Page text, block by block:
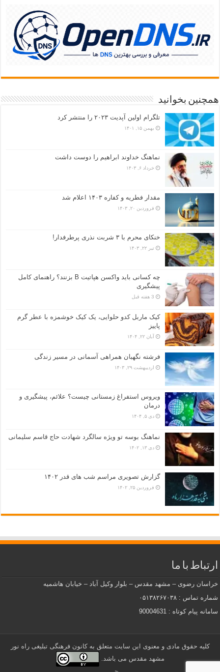
همچنین بخوانید
تلگرام اولین آپدیت ۲۰۲۳ را منتشر کرد
بهمن ۱۵, ۱۴۰۱
نماهنگ خداوند ابراهیم را دوست داشت
خرداد ۶, ۱۴۰۳
مقدار فطریه و کفاره ۱۴۰۳ اعلام شد
فروردین ۲۰, ۱۴۰۳
خنکای محرم با ۳ شربت نذری پرطرفدار!
تیر ۲۲, ۱۴۰۳
چه کسانی باید واکسن هپاتیت B بزنند؟ راهنمای کامل
پیشگیری
3 هفته قبل
کیک ماربل کدو حلوایی، یک کیک خوشمزه با عطر گرم
پاییز
آبان ۲۲, ۱۴۰۴
فرشته نگهبان همراهی آسمانی در مسیر زندگی
اردیبهشت ۲۹, ۱۴۰۳
ویروس استفراغ زمستانی چیست؟ علائم، پیشگیری و
درمان
دی ۵, ۱۴۰۴
نماهنگ بوسه تو ویژه سالگرد شهادت حاج قاسم سلیمانی
دی ۱۳, ۱۴۰۲
گزارش تصویری مراسم شب های قدر ۱۴۰۲
فروردین ۲۵, ۱۴۰۲
ارتباط با ما
خراسان رضوی – مشهد مقدس – بلوار وکیل آباد – خیابان هاشمیه
شماره تماس : ۰۵۱۳۸۲۶۷۰۳۸
سامانه پیام کوتاه : 90004631
کلیه حقوق مادی و معنوی این سایت متعلق به کانون فرهنگی تبلیغی راه نور
مشهد مقدس می باشد.